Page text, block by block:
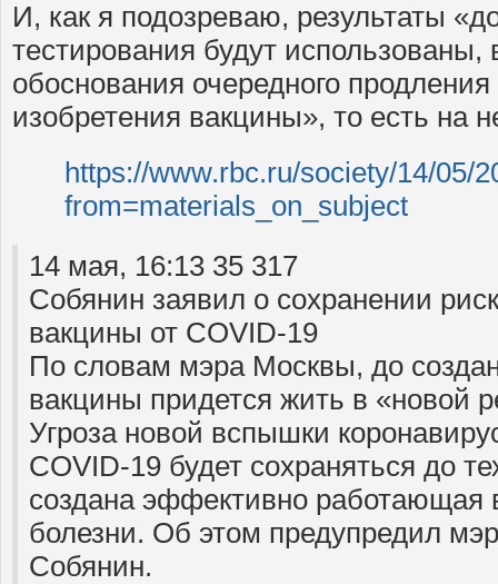
И, как я подозреваю, результаты
тестирования будут использованы,
обоснования очередного
изобретения вакцины», то есть на
https://www.rbc.ru/society/14/05/
from=materials_on_subject
14 мая, 16:13 35 317
Собянин заявил о сохранении
вакцины от COVID-19
По словам мэра Москвы, до
вакцины придется жить в «новой
Угроза новой вспышки
COVID-19 будет сохраняться до
создана эффективно работающая
болезни. Об этом предупредил
Собянин.